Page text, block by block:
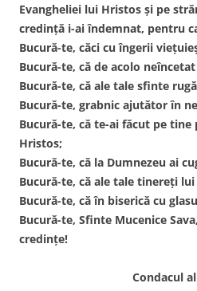
Evangheliei lui Hristos și pe
credință i-ai îndemnat, pentru
Bucură-te, căci cu îngerii
Bucură-te, că de acolo
Bucură-te, că ale tale sfinte
Bucură-te, grabnic ajutător în
Bucură-te, că te-ai făcut pe
Hristos;
Bucură-te, că la Dumnezeu ai
Bucură-te, că ale tale tinereți
Bucură-te, că în biserică cu
Bucură-te, Sfinte Mucenice
credințe!
Condacul